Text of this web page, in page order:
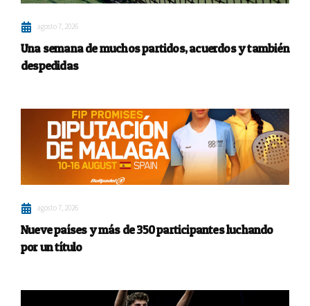
agosto 7, 2026
Una semana de muchos partidos, acuerdos y también
despedidas
agosto 7, 2026
Nueve países y más de 350 participantes luchando
por un título